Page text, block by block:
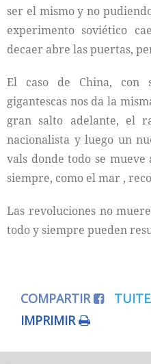
ser el mismo y no
experimento soviético
decaer abre las puertas,
El caso de China, con
gigantescas nos da la
gran salto adelante, el
nacionalista y luego un
vals donde todo se
siempre, como el mar ,
Las revoluciones no
todo y siempre pueden
COMPARTIR
IMPRIMIR